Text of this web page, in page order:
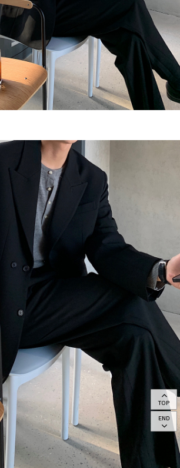
TOP
END